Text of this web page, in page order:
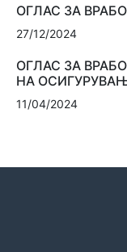
ОГЛАС ЗА
27/12/2024
ОГЛАС ЗА
НА
11/04/2024